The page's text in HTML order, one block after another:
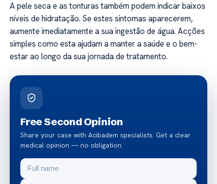
A pele seca e as tonturas também podem indicar baixos
níveis de hidratação. Se estes sintomas aparecerem,
aumente imediatamente a sua ingestão de água. Acções
simples como esta ajudam a manter a saúde e o bem-
estar ao longo da sua jornada de tratamento.
Free Second Opinion
Share your case with Acibadem specialists. Get a clear
medical opinion — no obligation.